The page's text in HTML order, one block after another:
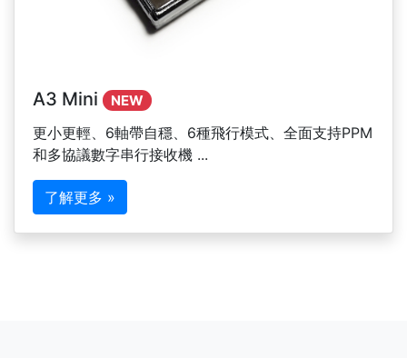
A3 Mini NEW
更小更輕、6軸帶自穩、6種飛行模式、全面支持PPM
和多協議數字串行接收機 ...
了解更多 »